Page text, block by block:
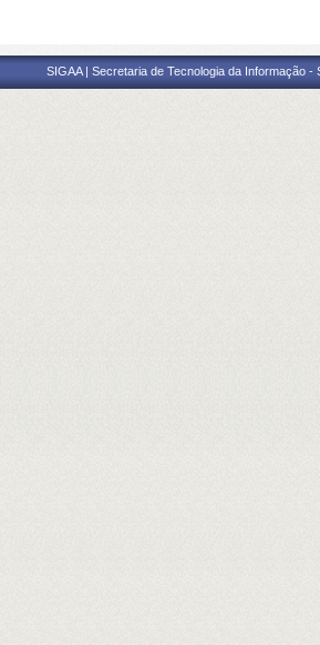
SIGAA | Secretaria de Tecnologia da Informação